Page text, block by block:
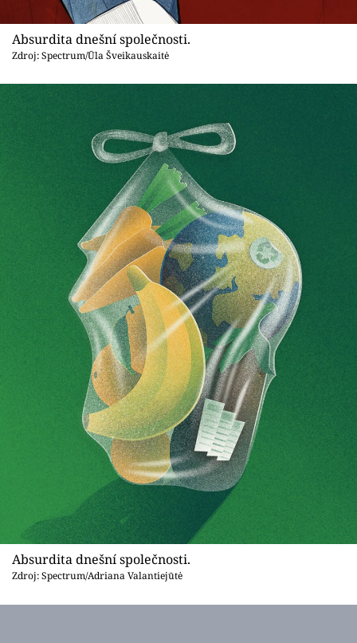
Absurdita dnešní společnosti.
Zdroj: Spectrum/Ūla Šveikauskaitė
Absurdita dnešní společnosti.
Zdroj: Spectrum/Adriana Valantiejūtė